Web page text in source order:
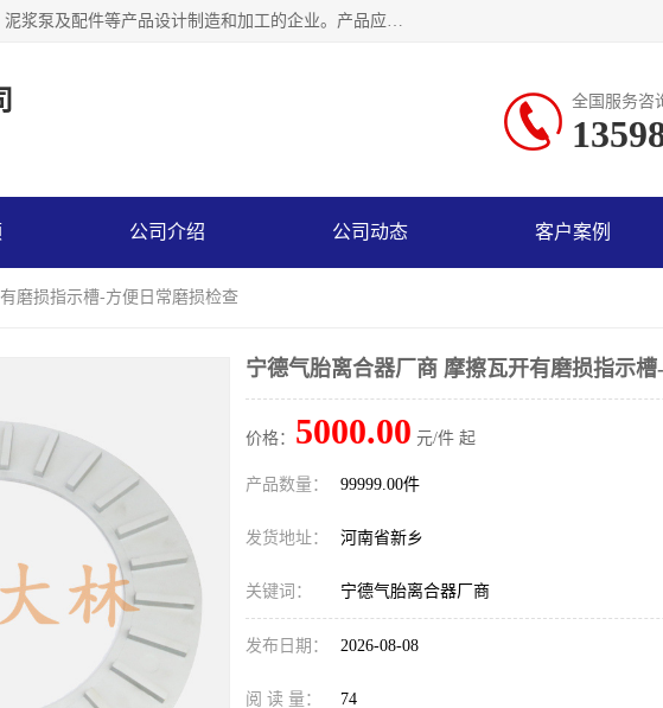
河南大林橡胶通信器材有限公司是一个专注于各种橡胶件、离合器及配件、泥浆泵及配件等产品设计制造和加工的企业。产品应用于矿山、冶金、石油、钢铁、化工、水泥、船舶、造纸、通用机械等各种大功率机械传动或制动装置。
全国服务咨
公司介绍 公司动态 客户案例
磨损指示槽-方便日常磨损检查
宁德气胎离合器厂商 摩擦瓦开有磨损指示
价格： 5000.00 元/件 起
产品数量： 99999.00件
发货地址： 河南省新乡
关键词： 宁德气胎离合器厂商
发布日期： 2026-08-08
阅 读 量： 74